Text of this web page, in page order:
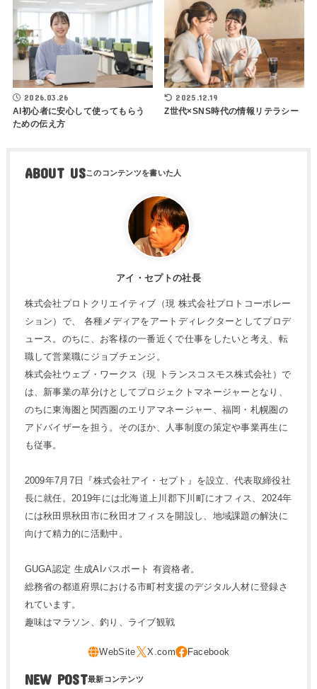
2026.03.26
AI初心者に安心して使ってもらう
ための伝え方
2025.12.19
Z世代×SNS時代の情報リテラシー
ABOUT US
アイ・セプトの社長
株式会社プロトクリエイティブ（現 株式会社プロトコーポレー
ション）で、 各種メディアをアートディレクターとしてプロデ
ュース。のちに、お客様の一番近くで仕事をしたいと考え、転
職して営業職にジョブチェンジ。
株式会社ウェブ・ワークス（現 トランスコスモス株式会社）で
は、新事業の草分けとしてプロジェクトマネージャーとなり、
のちに東海圏と関西圏のエリアマネージャー、福岡・札幌圏の
アドバイザーを担う。そのほか、人事制度の策定や事業再生に
も従事。
2009年7月7日『株式会社アイ・セプト』を設立、代表取締役社
長に就任。2019年には北海道上川郡下川町にオフィス、2024年
には秋田県秋田市に秋田オフィスを開設し、地域課題の解決に
向けて精力的に活動中。
GUGA認定 生成AIパスポート 有資格者。
総務省の都道府県における市町村支援のデジタル人材に登録さ
れています。
趣味はマラソン、釣り、ライブ観戦
NEW POST